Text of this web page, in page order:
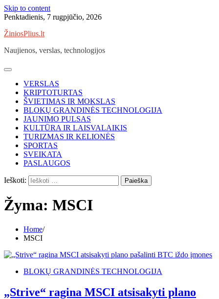
Skip to content
Penktadienis, 7 rugpjūčio, 2026
ŽiniosPlius.lt
Naujienos, verslas, technologijos
VERSLAS
KRIPTOTURTAS
ŠVIETIMAS IR MOKSLAS
BLOKŲ GRANDINĖS TECHNOLOGIJA
JAUNIMO PULSAS
KULTŪRA IR LAISVALAIKIS
TURIZMAS IR KELIONĖS
SPORTAS
SVEIKATA
PASLAUGOS
Ieškoti:
Žyma: MSCI
Home
MSCI
BLOKŲ GRANDINĖS TECHNOLOGIJA
„Strive“ ragina MSCI atsisakyti plano